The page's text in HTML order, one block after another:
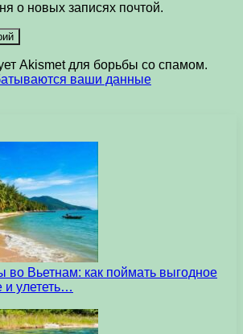
о новых записях почтой.
Akismet для борьбы со спамом.
ваши данные
во Вьетнам: как поймать выгодное
и улететь…